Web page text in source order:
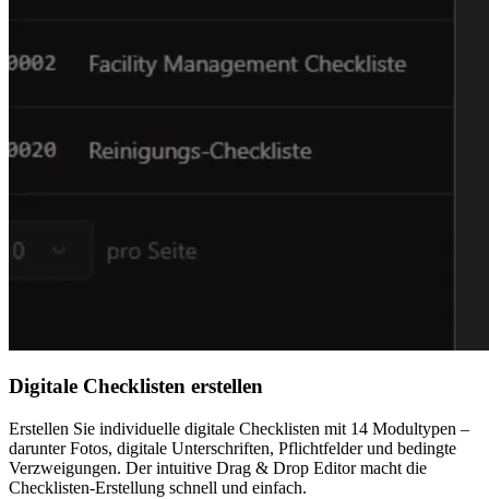
Digitale Checklisten erstellen
Erstellen Sie individuelle digitale Checklisten mit 14 Modultypen –
darunter Fotos, digitale Unterschriften, Pflichtfelder und bedingte
Verzweigungen. Der intuitive Drag & Drop Editor macht die
Checklisten-Erstellung schnell und einfach.